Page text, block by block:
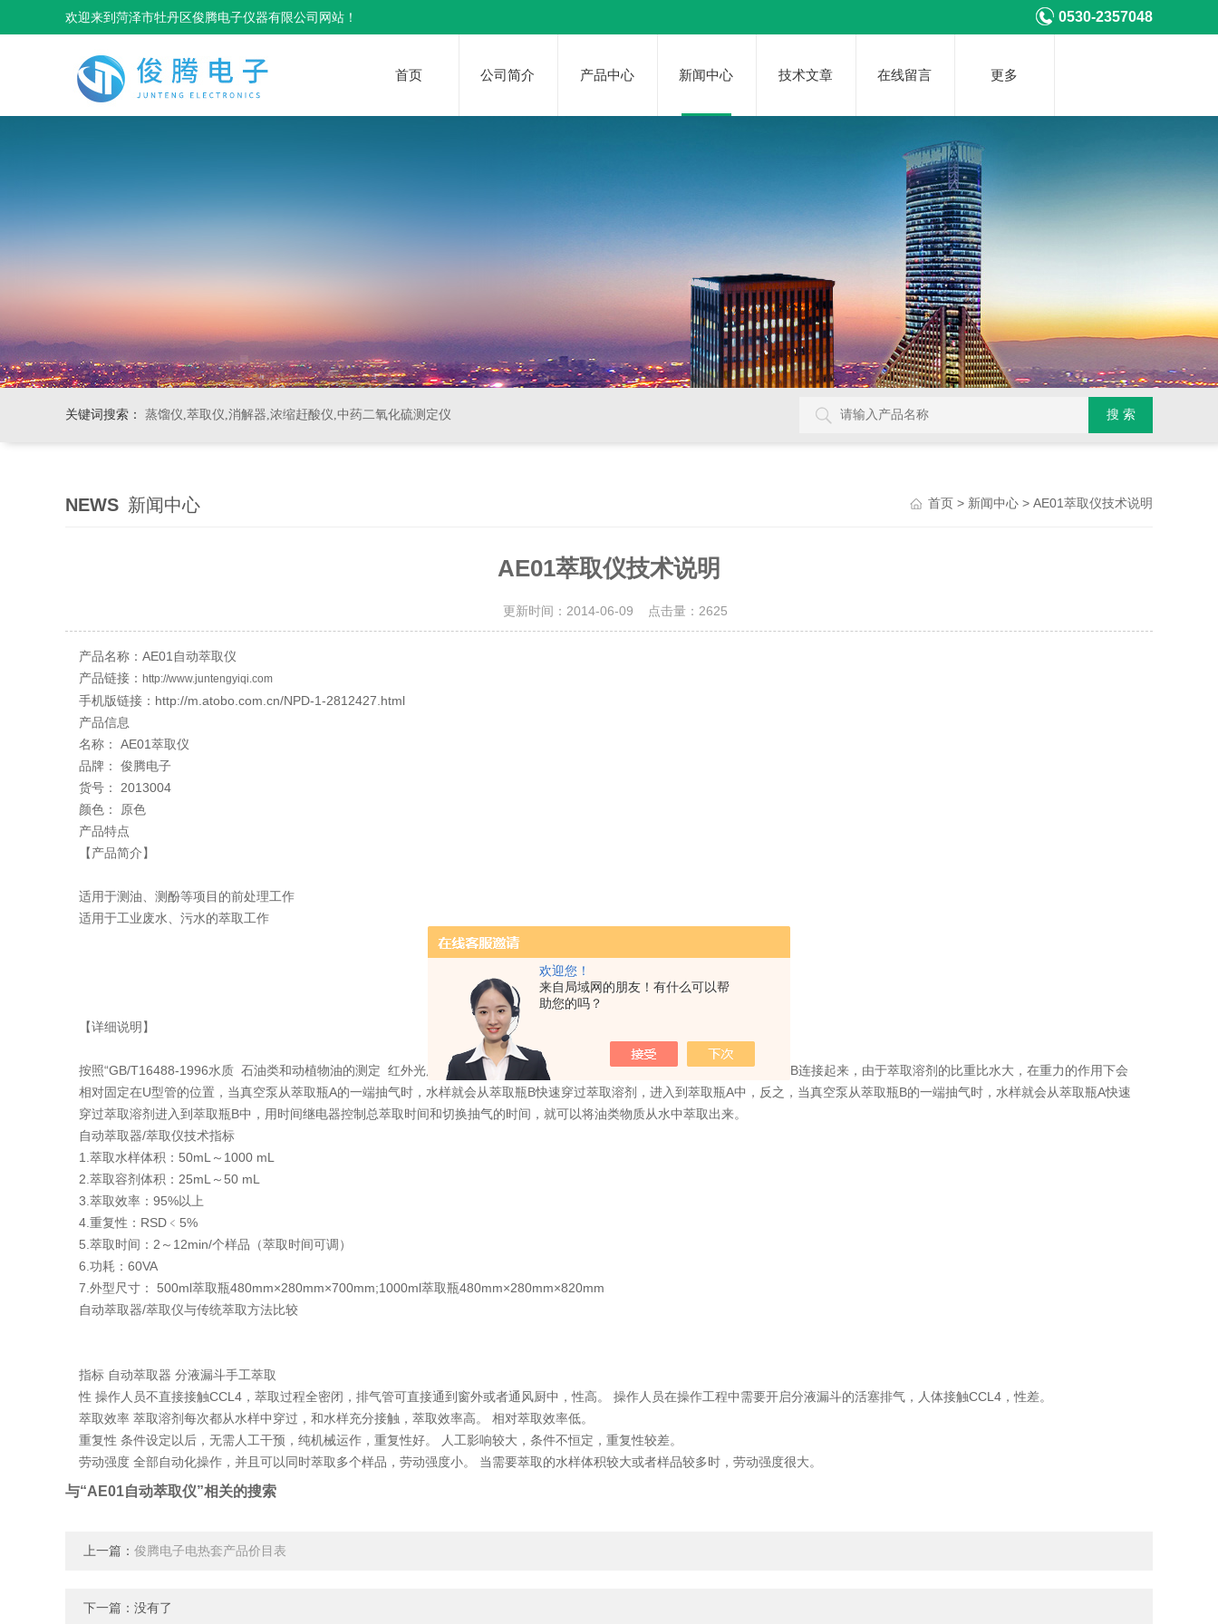
欢迎您！
来自局域网的朋友！有什么可以帮
助您的吗？
欢迎来到菏泽市牡丹区俊腾电子仪器有限公司网站！ 0530-2357048
首页 公司简介 产品中心 新闻中心 技术文章 在线留言 更多
关键词搜索： 蒸馏仪,萃取仪,消解器,浓缩赶酸仪,中药二氧化硫测定仪
NEWS 新闻中心 首页 > 新闻中心 > AE01萃取仪技术说明
AE01萃取仪技术说明
更新时间：2014-06-09 点击量： 2625
产品名称：AE01自动萃取仪
产品链接： http://www.juntengyiqi.com
手机版链接：http://m.atobo.com.cn/NPD-1-2812427.html
产品信息
名称： AE01萃取仪
品牌： 俊腾电子
货号： 2013004
颜色： 原色
产品特点
【产品简介】
适用于测油、测酚等项目的前处理工作
适用于工业废水、污水的萃取工作
【详细说明】
按照“GB/T16488-1996水质 石油类和动植物油的测定 红外光度法”来测定油类时，需要对水样进行萃取。用U型管将萃取瓶A和B连接起来，由于萃取溶剂的比重比水大，在重力的作用下会
相对固定在U型管的位置，当真空泵从萃取瓶A的一端抽气时，水样就会从萃取瓶B快速穿过萃取溶剂，进入到萃取瓶A中，反之，当真空泵从萃取瓶B的一端抽气时，水样就会从萃取瓶A快速
穿过萃取溶剂进入到萃取瓶B中，用时间继电器控制总萃取时间和切换抽气的时间，就可以将油类物质从水中萃取出来。
自动萃取器/萃取仪技术指标
1.萃取水样体积：50mL～1000 mL
2.萃取容剂体积：25mL～50 mL
3.萃取效率：95%以上
4.重复性：RSD﹤5%
5.萃取时间：2～12min/个样品（萃取时间可调）
6.功耗：60VA
7.外型尺寸： 500ml萃取瓶480mm×280mm×700mm;1000ml萃取瓶480mm×280mm×820mm
自动萃取器/萃取仪与传统萃取方法比较
指标 自动萃取器 分液漏斗手工萃取
性 操作人员不直接接触CCL4，萃取过程全密闭，排气管可直接通到窗外或者通风厨中，性高。 操作人员在操作工程中需要开启分液漏斗的活塞排气，人体接触CCL4，性差。
萃取效率 萃取溶剂每次都从水样中穿过，和水样充分接触，萃取效率高。 相对萃取效率低。
重复性 条件设定以后，无需人工干预，纯机械运作，重复性好。 人工影响较大，条件不恒定，重复性较差。
劳动强度 全部自动化操作，并且可以同时萃取多个样品，劳动强度小。 当需要萃取的水样体积较大或者样品较多时，劳动强度很大。
与“AE01自动萃取仪”相关的搜索
上一篇： 俊腾电子电热套产品价目表
下一篇：没有了